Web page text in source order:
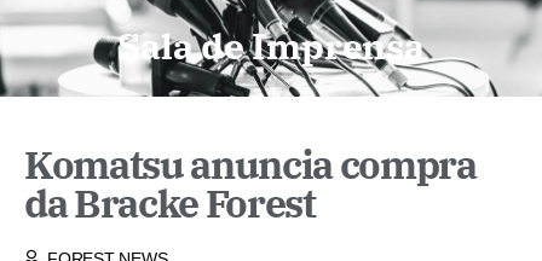
Sala de Imprensa
Komatsu anuncia compra
da Bracke Forest